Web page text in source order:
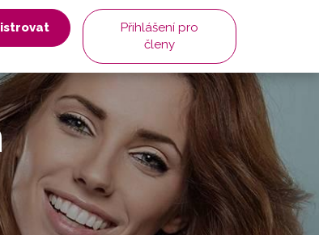
Přihlášení pro
členy